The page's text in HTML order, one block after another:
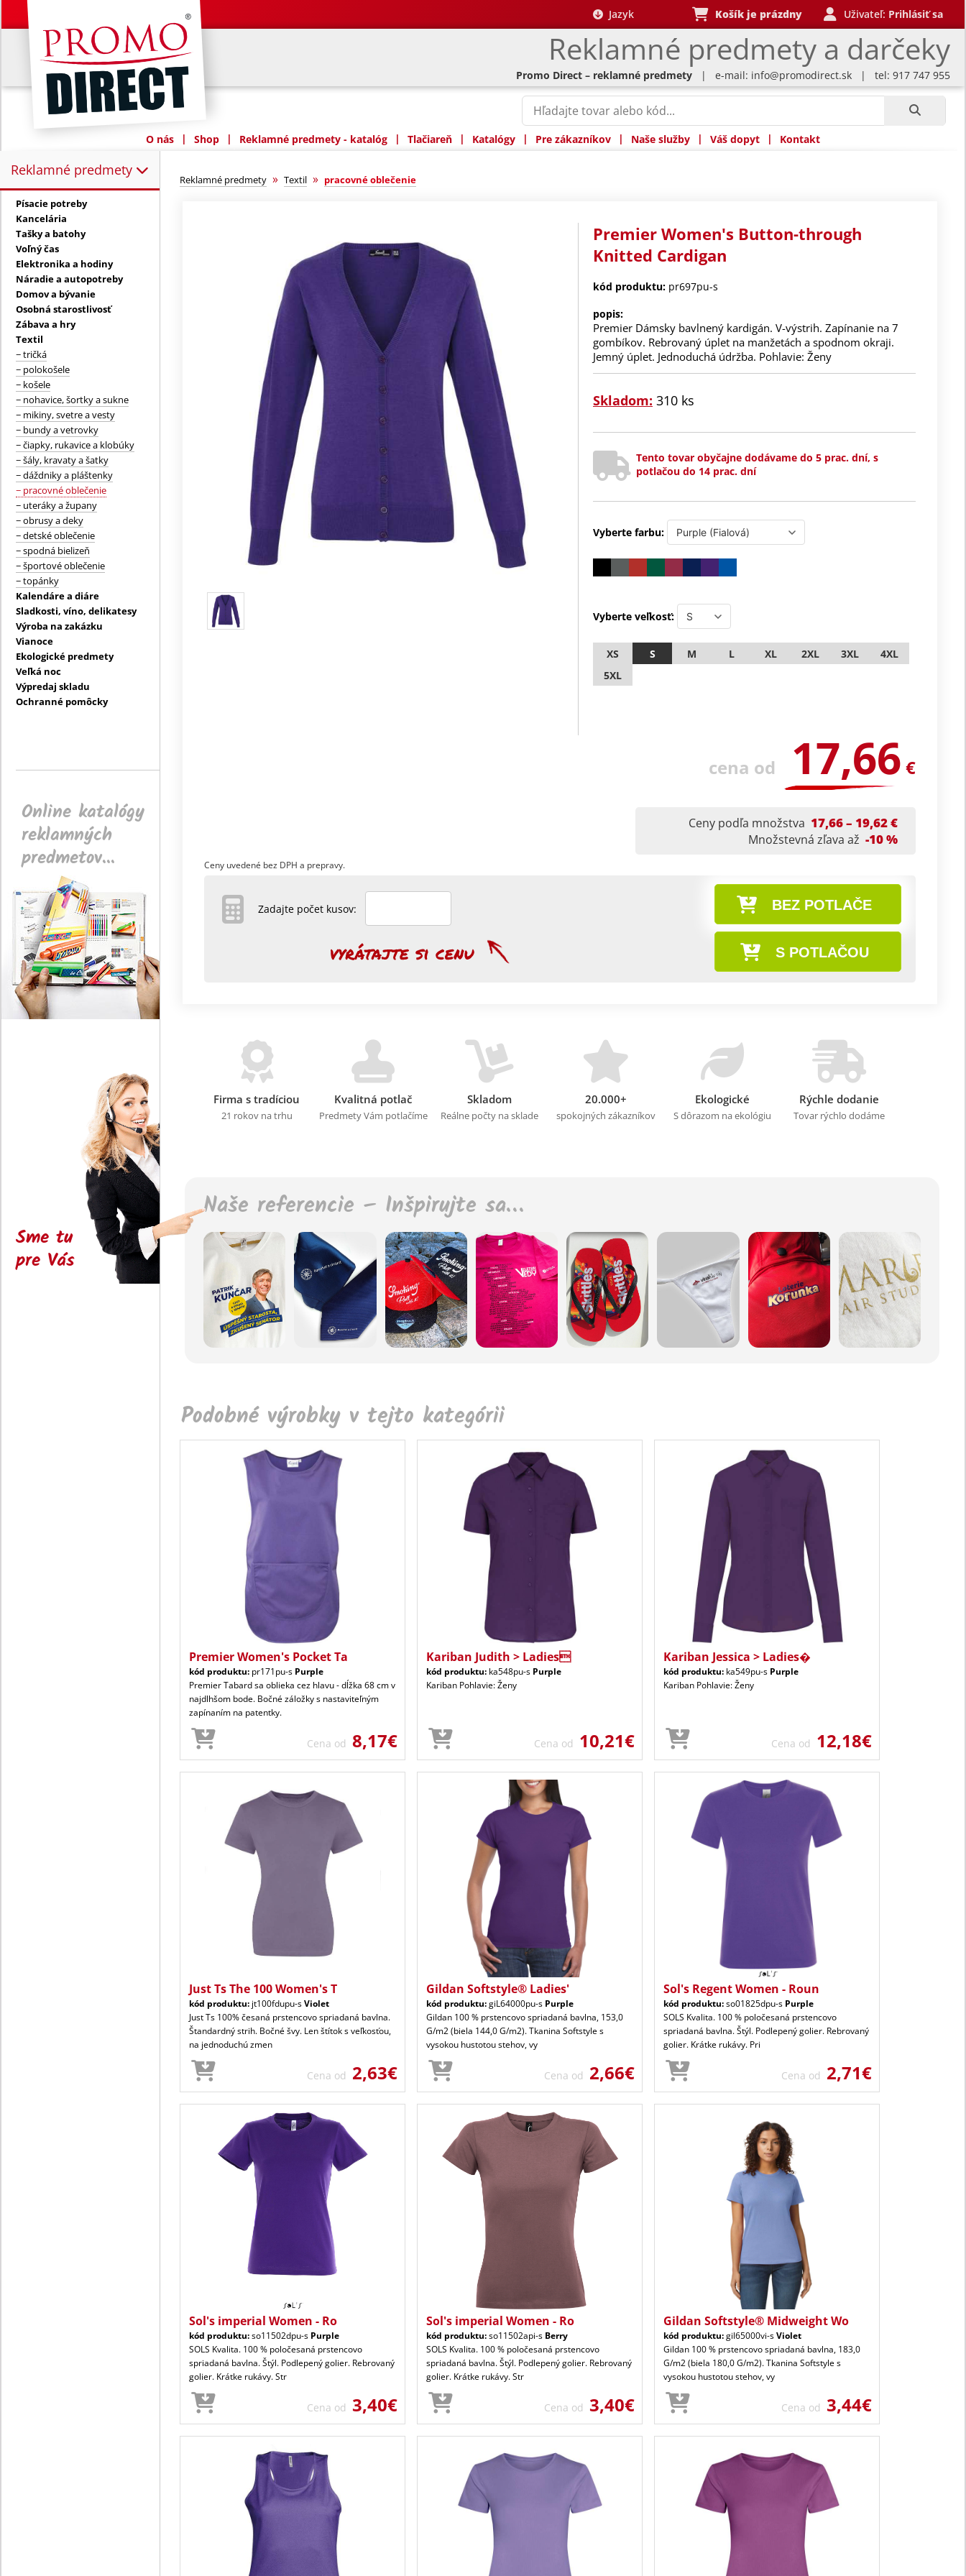
Reklamné predmety a darčeky
Jazyk Košík je prázdny Uživateľ: Prihlásiť sa
Promo Direct – reklamné predmety | e-mail: info@promodirect.sk | tel: 917 747 955
O nás | Shop | Reklamné predmety - katalóg | Tlačiareň | Katalógy | Pre zákazníkov | Naše služby | Váš dopyt | Kontakt
Reklamné predmety
Reklamné predmety:
Písacie potreby
Kancelária
Tašky a batohy
Voľný čas
Elektronika a hodiny
Náradie a autopotreby
Domov a bývanie
Osobná starostlivosť
Zábava a hry
Textil
− tričká
− polokošele
− košele
− nohavice, šortky a sukne
− mikiny, svetre a vesty
− bundy a vetrovky
− čiapky, rukavice a klobúky
− šály, kravaty a šatky
− dáždniky a pláštenky
− pracovné oblečenie
− uteráky a župany
− obrusy a deky
− detské oblečenie
− spodná bielizeň
− športové oblečenie
− topánky
Kalendáre a diáre
Sladkosti, víno, delikatesy
Výroba na zakázku
Vianoce
Ekologické predmety
Veľká noc
Výpredaj skladu
Ochranné pomôcky
Online katalógy
reklamných
predmetov...
Sme tu
pre Vás
Reklamné predmety » Textil » pracovné oblečenie
Premier Women's Button-through
Knitted Cardigan
kód produktu: pr697pu-s
popis:
Premier Dámsky bavlnený kardigán. V-výstrih. Zapínanie na 7
gombíkov. Rebrovaný úplet na manžetách a spodnom okraji.
Jemný úplet. Jednoduchá údržba. Pohlavie: Ženy
Skladom: 310 ks
Tento tovar obyčajne dodávame do 5 prac. dní, s
potlačou do 14 prac. dní
Vyberte farbu:
Vyberte veľkosť:
XS S M L XL 2XL 3XL
4XL
5XL
cena od 17,66 €
Ceny podľa množstva 17,66 – 19,62 €
Množstevná zľava až -10 %
Ceny uvedené bez DPH a prepravy.
BEZ POTLAČE
S POTLAČOU
Zadajte počet kusov:
Firma s tradíciou
21 rokov na trhu
Kvalitná potlač
Predmety Vám potlačíme
Skladom
Reálne počty na sklade
20.000+
spokojných zákazníkov
Ekologické
S dôrazom na ekológiu
Rýchle dodanie
Tovar rýchlo dodáme
Naše referencie – Inšpirujte sa…
Podobné výrobky v tejto kategórii
Premier Women's Pocket Ta
kód produktu: pr171pu-s Purple
Premier Tabard sa oblieka cez hlavu - dĺžka 68 cm v
najdlhšom bode. Bočné záložky s nastaviteľným
zapínaním na patentky.
Cena od 8,17€
Kariban Judith > Ladies
kód produktu: ka548pu-s Purple
Kariban Pohlavie: Ženy
Cena od 10,21€
Kariban Jessica > Ladies�
kód produktu: ka549pu-s Purple
Kariban Pohlavie: Ženy
Cena od 12,18€
Just Ts The 100 Women's T
kód produktu: jt100fdupu-sViolet
Just Ts 100% česaná prstencovo spriadaná bavlna.
Štandardný strih. Bočné švy. Len štítok s veľkosťou,
na jednoduchú zmen
Cena od 2,63€
Gildan Softstyle® Ladies'
kód produktu:giL64000pu-s Purple
Gildan 100 % prstencovo spriadaná bavlna, 153,0
G/m2 (biela 144,0 G/m2). Tkanina Softstyle s
vysokou hustotou stehov, vy
Cena od 2,66€
Sol's Regent Women - Roun
kód produktu:so01825dpu-s Purple
SOLS Kvalita. 100 % poločesaná prstencovo
spriadaná bavlna. Štýl. Podlepený golier. Rebrovaný
golier. Krátke rukávy. Pri
Cena od 2,71€
Sol's imperial Women - Ro
kód produktu:so11502dpu-s Purple
SOLS Kvalita. 100 % poločesaná prstencovo
spriadaná bavlna. Štýl. Podlepený golier. Rebrovaný
golier. Krátke rukávy. Str
Cena od 3,40€
Sol's imperial Women - Ro
kód produktu:so11502api-s Berry
SOLS Kvalita. 100 % poločesaná prstencovo
spriadaná bavlna. Štýl. Podlepený golier. Rebrovaný
golier. Krátke rukávy. Str
Cena od 3,40€
Gildan Softstyle® Midweight Wo
kód produktu:gil65000vi-sViolet
Gildan 100 % prstencovo spriadaná bavlna, 183,0
G/m2 (biela 180,0 G/m2). Tkanina Softstyle s
vysokou hustotou stehov, vy
Cena od 3,44€